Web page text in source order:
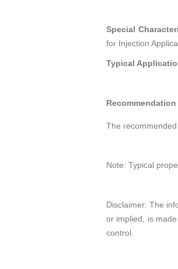
Special
for Injection
Typical
The
Note: Typical
Disclaimer: The
or implied, is
control.